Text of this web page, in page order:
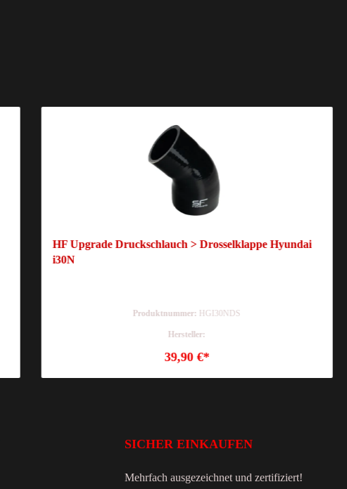
HF Upgrade Druckschlauch > Drosselklappe Hyundai
i30N
Produktnummer: HGI30NDS
Hersteller:
39,90 €*
SICHER EINKAUFEN
Mehrfach ausgezeichnet und zertifiziert!